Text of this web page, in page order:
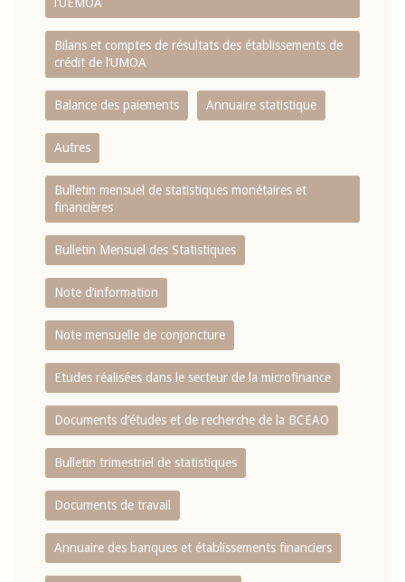
Bilans et comptes de résultats des établissements de
crédit de l‘UMOA
Balance des paiements Annuaire statistique
Autres
Bulletin mensuel de statistiques monétaires et
financières
Bulletin Mensuel des Statistiques
Note d’information
Note mensuelle de conjoncture
Etudes réalisées dans le secteur de la microfinance
Documents d’études et de recherche de la BCEAO
Bulletin trimestriel de statistiques
Documents de travail
Annuaire des banques et établissements financiers